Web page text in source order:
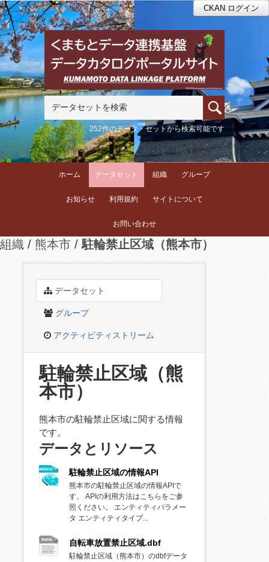
CKAN ログイン
252件のデータ・セットから検索可能です
ホーム データセット 組織 グループ
お知らせ 利用規約 サイトについて
お問い合わせ
組織 熊本市 駐輪禁止区域（熊本市）
データセット
グループ
アクティビティストリーム
駐輪禁止区域（熊
本市）
熊本市の駐輪禁止区域に関する情報
です。
データとリソース
駐輪禁止区域の情報API
熊本市の駐輪禁止区域の情報APIで
す。 APIの利用方法はこちらをご参
照ください。 エンティティパラメー
タ エンティティタイプ...
自転車放置禁止区域.dbf
駐輪禁止区域（熊本市）のdbfデータ